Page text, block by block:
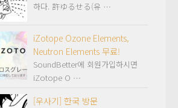
하다. 許ゆるせる(유 …
iZotope Ozone Elements,
Neutron Elements 무료!
SoundBetter에 회원가입하시면
iZotope O …
[우사기] 한국 방문